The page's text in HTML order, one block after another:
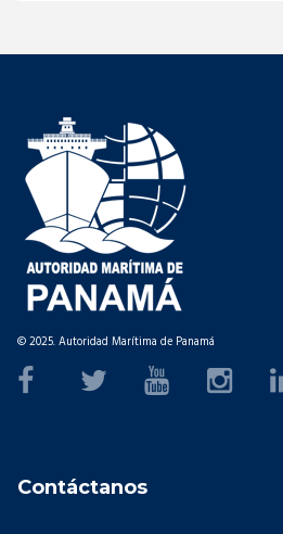
© 2025. Autoridad Marítima de Panamá
Contáctanos